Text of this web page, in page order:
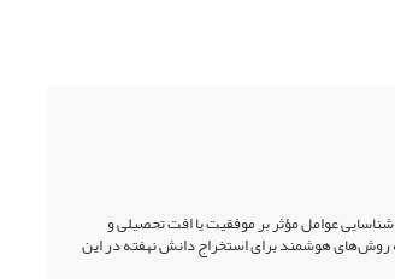
عوامل مؤثر بر موفقیت یا افت تحصیلی و
روش‌های هوشمند برای استخراج دانش نهفته در این